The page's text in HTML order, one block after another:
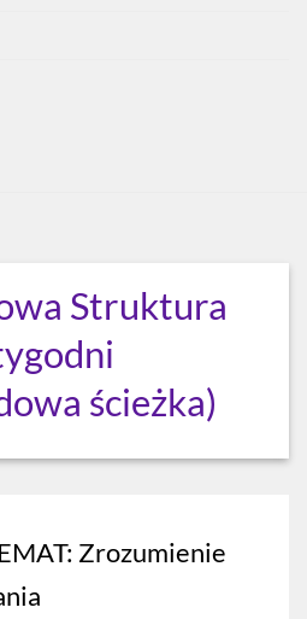
Struktura
ścieżka)
Zrozumienie